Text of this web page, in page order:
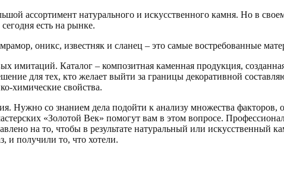
ассортимент натурального и искусственного камня. Но в
есть на рынке.
оникс, известняк и сланец – это самые востребованные
имитаций. Каталог – композитная каменная продукция,
для тех, кто желает выйти за границы декоративной
химические свойства.
Нужно со знанием дела подойти к анализу множества факторов,
«Золотой Век» помогут вам в этом вопросе.
на то, чтобы в результате натуральный или искусственный
и получили то, что хотели.